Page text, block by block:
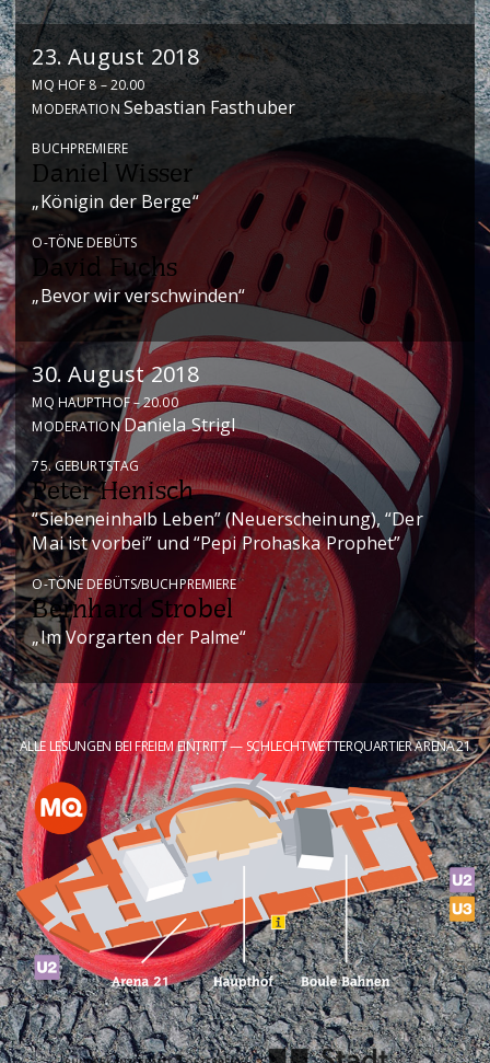
23. August 2018
MQ HOF 8 – 20.00
MODERATIONSebastian Fasthuber
BUCHPREMIERE
Daniel Wisser
„Königin der Berge“
O-TÖNE DEBÜTS
David Fuchs
„Bevor wir verschwinden“
30. August 2018
MQ HAUPTHOF – 20.00
MODERATIONDaniela Strigl
75. GEBURTSTAG
Peter Henisch
“Siebeneinhalb Leben” (Neuerscheinung), “Der
Mai ist vorbei” und “Pepi Prohaska Prophet”
O-TÖNE DEBÜTS/BUCHPREMIERE
Bernhard Strobel
„Im Vorgarten der Palme“
ALLE LESUNGEN BEI FREIEM EINTRITT — SCHLECHTWETTERQUARTIER ARENA 21